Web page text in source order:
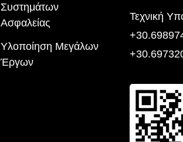
Συστημάτων
Ασφαλείας
Υλοποίηση Μεγάλων
Έργων
Τεχνική